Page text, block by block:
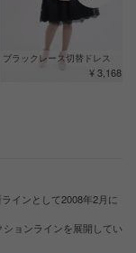
ブラックレース切替ドレス
¥ 3,168
インとして2008年2月に
ョンラインを展開してい